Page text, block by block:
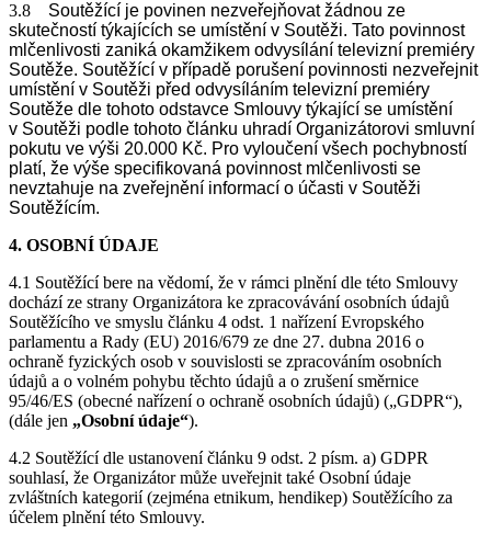
3.8
Soutěžící je povinen nezveřejňovat žádnou ze
skutečností týkajících se umístění v Soutěži. Tato povinnost
mlčenlivosti zaniká okamžikem odvysílání televizní premiéry
Soutěže. Soutěžící v případě porušení povinnosti nezveřejnit
umístění v Soutěži před odvysíláním televizní premiéry
Soutěže dle tohoto odstavce Smlouvy týkající se umístění
v Soutěži podle tohoto článku uhradí Organizátorovi smluvní
pokutu ve výši 20.000 Kč. Pro vyloučení všech pochybností
platí, že výše specifikovaná povinnost mlčenlivosti se
nevztahuje na zveřejnění informací o účasti v Soutěži
Soutěžícím.
4. OSOBNÍ ÚDAJE
4.1 Soutěžící bere na vědomí, že v rámci plnění dle této Smlouvy
dochází ze strany Organizátora ke zpracovávání osobních údajů
Soutěžícího ve smyslu článku 4 odst. 1 nařízení Evropského
parlamentu a Rady (EU) 2016/679 ze dne 27. dubna 2016 o
ochraně fyzických osob v souvislosti se zpracováním osobních
údajů a o volném pohybu těchto údajů a o zrušení směrnice
95/46/ES (obecné nařízení o ochraně osobních údajů) („GDPR“),
(dále jen „Osobní údaje“).
4.2 Soutěžící dle ustanovení článku 9 odst. 2 písm. a) GDPR
souhlasí, že Organizátor může uveřejnit také Osobní údaje
zvláštních kategorií (zejména etnikum, hendikep) Soutěžícího za
účelem plnění této Smlouvy.